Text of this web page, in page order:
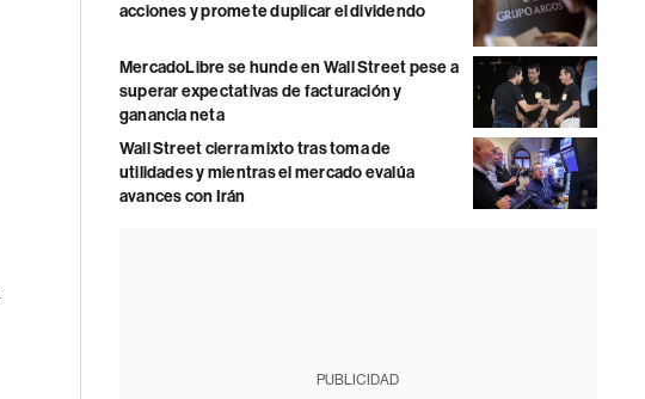
acciones y promete duplicar el dividendo
MercadoLibre se hunde en Wall Street pese a
superar expectativas de facturación y
ganancia neta
Wall Street cierra mixto tras toma de
utilidades y mientras el mercado evalúa
avances con Irán
PUBLICIDAD